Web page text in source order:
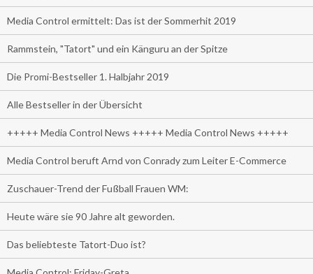
Media Control ermittelt: Das ist der Sommerhit 2019
Rammstein, "Tatort" und ein Känguru an der Spitze
Die Promi-Bestseller 1. Halbjahr 2019
Alle Bestseller in der Übersicht
+++++ Media Control News +++++ Media Control News +++++
Media Control beruft Arnd von Conrady zum Leiter E-Commerce
Zuschauer-Trend der Fußball Frauen WM:
Heute wäre sie 90 Jahre alt geworden.
Das beliebteste Tatort-Duo ist?